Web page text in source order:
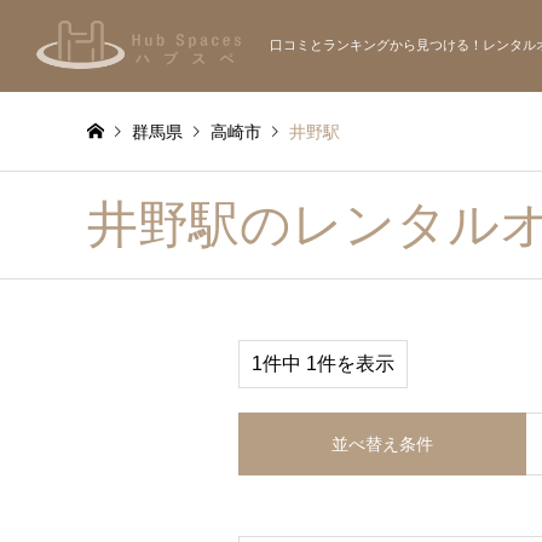
口コミとランキングから見つける！レンタル
群馬県 高崎市 井野駅
井野駅のレンタル
1件中 1件を表示
並べ替え条件